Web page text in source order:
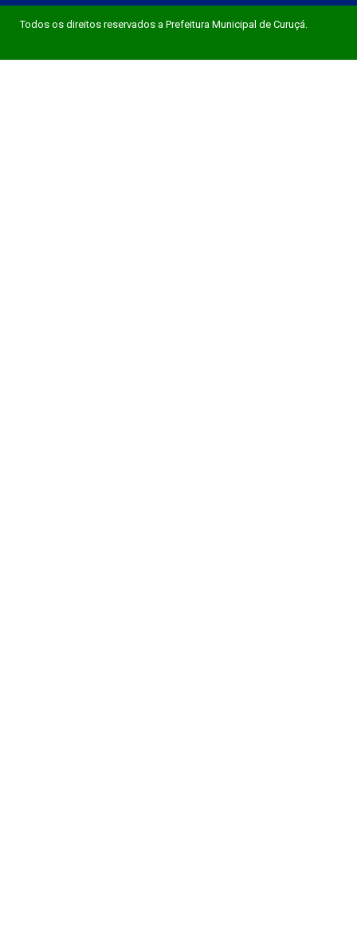
Todos os direitos reservados a Prefeitura Municipal de Curuçá.